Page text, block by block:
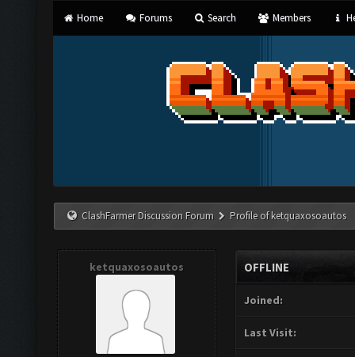
Home Forums Search Members
ClashFarmer Discussion Forum Profile of ketquaxosoautos
ketquaxosoautos OFFLINE
Joined:
Last Visit: